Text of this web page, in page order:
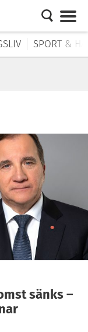
SPORT &
sänks –